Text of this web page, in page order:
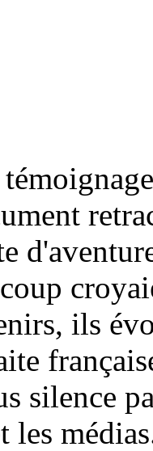
ils
silence
les